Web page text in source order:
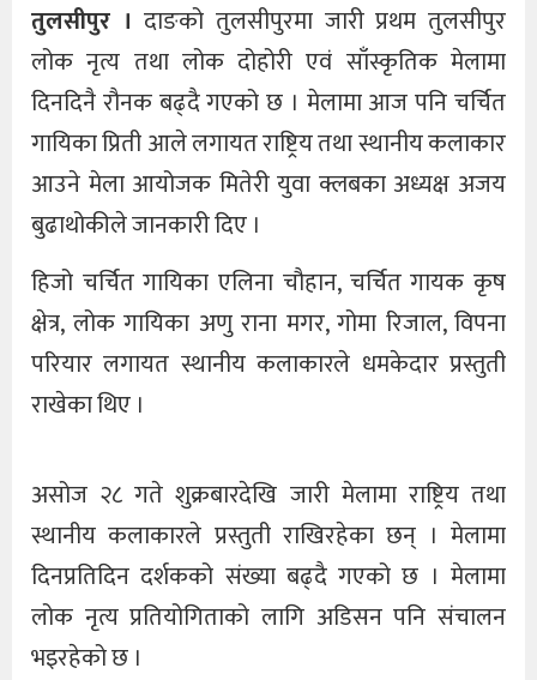
तुलसीपुर । दाङको तुलसीपुरमा जारी प्रथम तुलसीपुर
लोक नृत्य तथा लोक दोहोरी एवं साँस्कृतिक मेलामा
दिनदिनै रौनक बढ्दै गएको छ । मेलामा आज पनि चर्चित
गायिका प्रिती आले लगायत राष्ट्रिय तथा स्थानीय कलाकार
आउने मेला आयोजक मितेरी युवा क्लबका अध्यक्ष अजय
बुढाथोकीले जानकारी दिए ।
हिजो चर्चित गायिका एलिना चौहान, चर्चित गायक कृष
क्षेत्र, लोक गायिका अणु राना मगर, गोमा रिजाल, विपना
परियार लगायत स्थानीय कलाकारले धमकेदार प्रस्तुती
राखेका थिए ।
असोज २८ गते शुक्रबारदेखि जारी मेलामा राष्ट्रिय तथा
स्थानीय कलाकारले प्रस्तुती राखिरहेका छन् । मेलामा
दिनप्रतिदिन दर्शकको संख्या बढ्दै गएको छ । मेलामा
लोक नृत्य प्रतियोगिताको लागि अडिसन पनि संचालन
भइरहेको छ ।